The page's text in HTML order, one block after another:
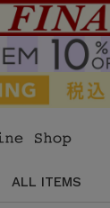
ALL ITEMS